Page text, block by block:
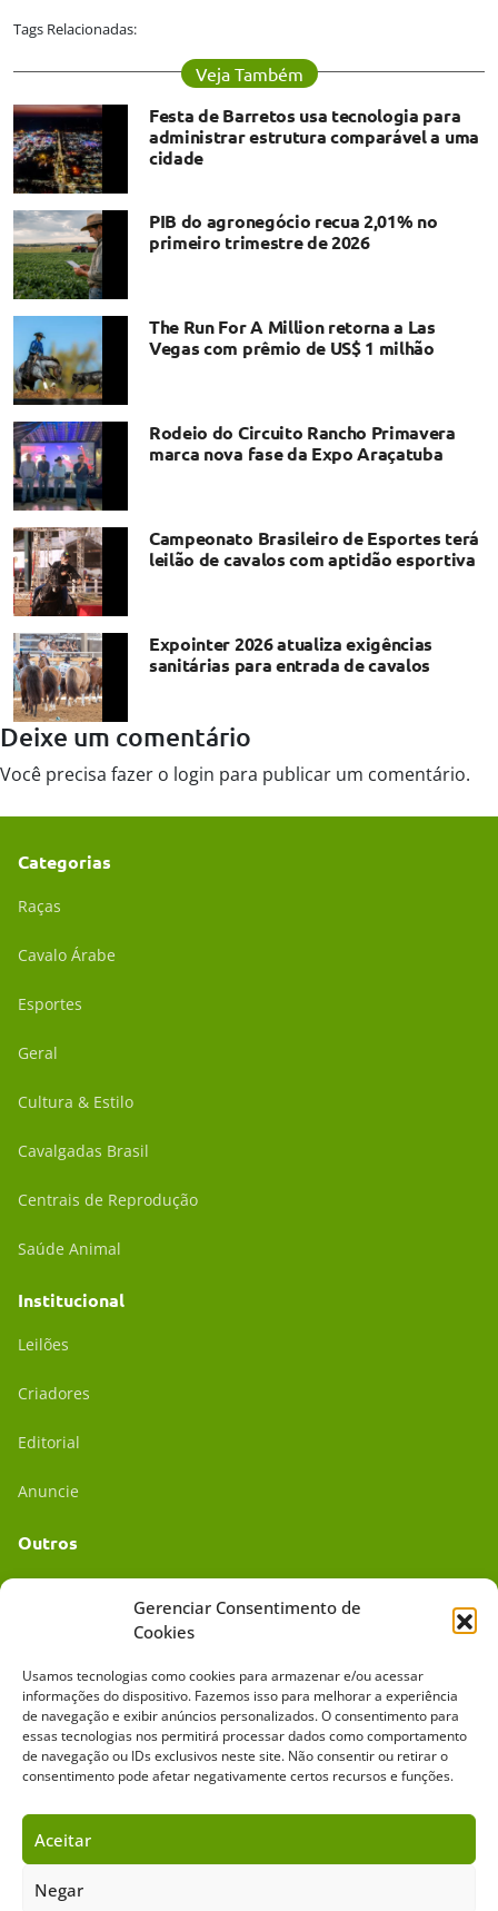
Gerenciar Consentimento de
Cookies
Usamos tecnologias como cookies para armazenar e/ou acessar
informações do dispositivo. Fazemos isso para melhorar a experiência
de navegação e exibir anúncios personalizados. O consentimento para
essas tecnologias nos permitirá processar dados como comportamento
de navegação ou IDs exclusivos neste site. Não consentir ou retirar o
consentimento pode afetar negativamente certos recursos e funções.
Aceitar
Negar
Tags Relacionadas:
Veja Também
Festa de Barretos usa tecnologia para
administrar estrutura comparável a uma
cidade
PIB do agronegócio recua 2,01% no
primeiro trimestre de 2026
The Run For A Million retorna a Las
Vegas com prêmio de US$ 1 milhão
Rodeio do Circuito Rancho Primavera
marca nova fase da Expo Araçatuba
Campeonato Brasileiro de Esportes terá
leilão de cavalos com aptidão esportiva
Expointer 2026 atualiza exigências
sanitárias para entrada de cavalos
Deixe um comentário
Você precisa fazer o login para publicar um comentário.
Categorias
Raças
Cavalo Árabe
Esportes
Geral
Cultura & Estilo
Cavalgadas Brasil
Centrais de Reprodução
Saúde Animal
Institucional
Leilões
Criadores
Editorial
Anuncie
Outros
Mídia Kit
Sobre o Cavalus Leilões Anuncie